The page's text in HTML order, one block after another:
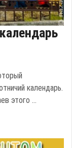
календарь.
этого ...